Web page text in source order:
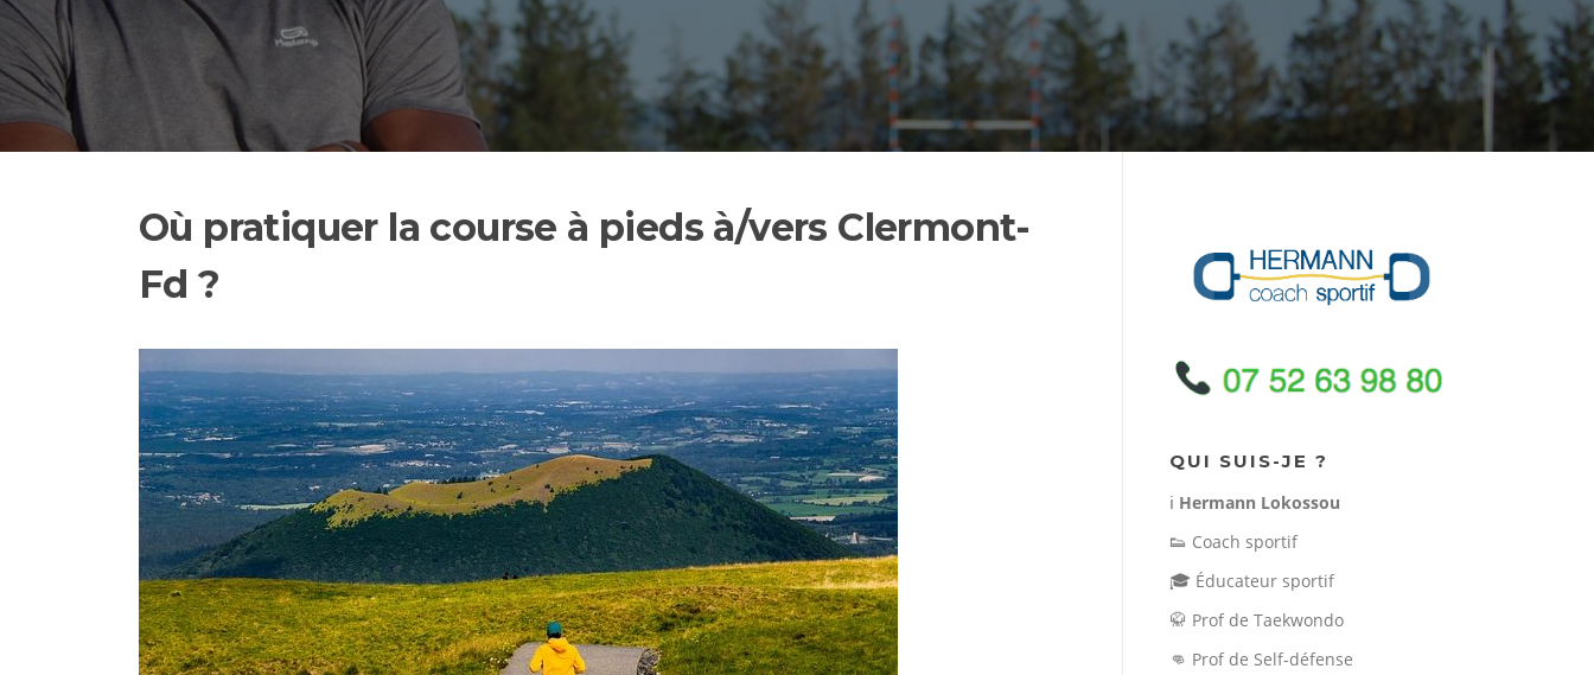
Où pratiquer la course à pieds à/vers Clermont-
Fd ?
QUI SUIS-JE ?
ℹ️ Hermann Lokossou
👟 Coach sportif
🎓 Éducateur sportif
🥋 Prof de Taekwondo
👊 Prof de Self-défense